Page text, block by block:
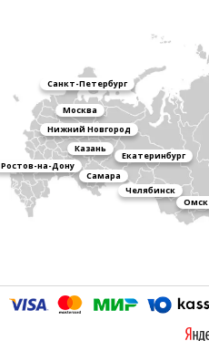
Санкт-Петербург
Москва
Нижний Новгород
Казань
Екатеринбург
Ростов-на-Дону
Самара
Челябинск
Омск